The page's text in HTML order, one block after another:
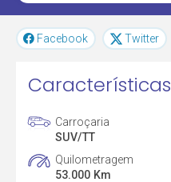
Facebook Twitter
Características
Carroçaria
SUV/TT
Quilometragem
53.000 Km